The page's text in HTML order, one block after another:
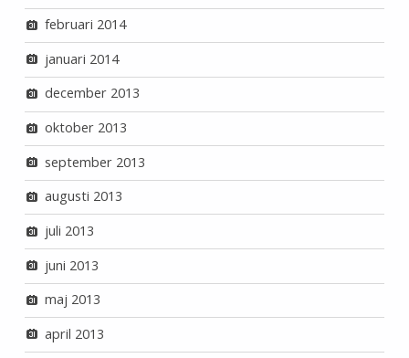
februari 2014
januari 2014
december 2013
oktober 2013
september 2013
augusti 2013
juli 2013
juni 2013
maj 2013
april 2013